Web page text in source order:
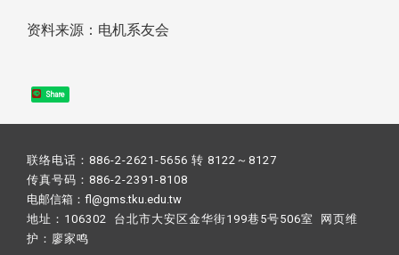
资料来源：电机系友会
Share
联络电话：886-2-2621-5656 转 8122～8127
传真号码：886-2-2391-8108
电邮信箱：fl@gms.tku.edu.tw
地址：106302 台北市大安区金华街199巷5号506室 网页维
护： 廖家鸣​